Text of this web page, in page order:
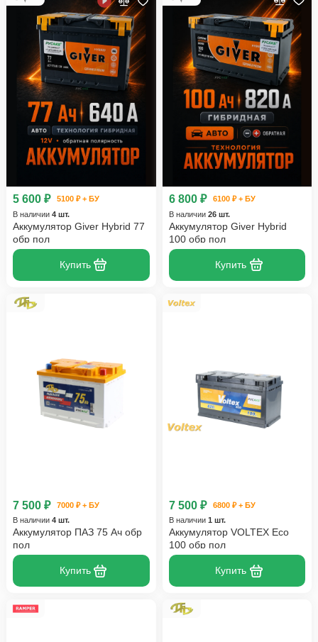
5 600 ₽
5100 ₽ + БУ
В наличии 4 шт.
Аккумулятор Giver Hybrid 77
обр пол
Купить
6 800 ₽
6100 ₽ + БУ
В наличии 26 шт.
Аккумулятор Giver Hybrid
100 обр пол
Купить
7 500 ₽
7000 ₽ + БУ
В наличии 4 шт.
Аккумулятор ПАЗ 75 Ач обр
пол
Купить
7 500 ₽
6800 ₽ + БУ
В наличии 1 шт.
Аккумулятор VOLTEX Eco
100 обр пол
Купить